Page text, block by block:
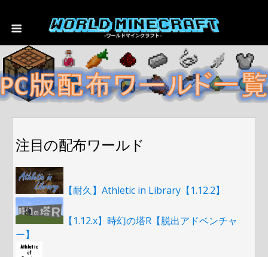
注目の配布ワールド
【耐久】Athletic in Library【1.12.2】
【1.12.x】時幻の塔R【脱出アドベンチャ
ー】